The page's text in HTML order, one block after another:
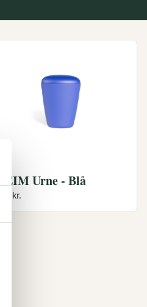
HEIM Urne - Blå
995 kr.